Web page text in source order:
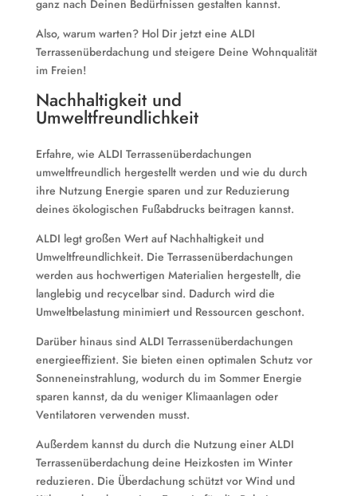
ganz nach Deinen Bedürfnissen gestalten kannst.
Also, warum warten? Hol Dir jetzt eine ALDI
Terrassenüberdachung und steigere Deine Wohnqualität
im Freien!
Nachhaltigkeit und
Umweltfreundlichkeit
Erfahre, wie ALDI Terrassenüberdachungen
umweltfreundlich hergestellt werden und wie du durch
ihre Nutzung Energie sparen und zur Reduzierung
deines ökologischen Fußabdrucks beitragen kannst.
ALDI legt großen Wert auf Nachhaltigkeit und
Umweltfreundlichkeit. Die Terrassenüberdachungen
werden aus hochwertigen Materialien hergestellt, die
langlebig und recycelbar sind. Dadurch wird die
Umweltbelastung minimiert und Ressourcen geschont.
Darüber hinaus sind ALDI Terrassenüberdachungen
energieeffizient. Sie bieten einen optimalen Schutz vor
Sonneneinstrahlung, wodurch du im Sommer Energie
sparen kannst, da du weniger Klimaanlagen oder
Ventilatoren verwenden musst.
Außerdem kannst du durch die Nutzung einer ALDI
Terrassenüberdachung deine Heizkosten im Winter
reduzieren. Die Überdachung schützt vor Wind und